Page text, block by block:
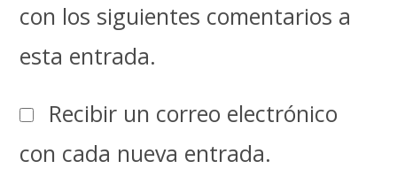
con los siguientes comentarios a
esta entrada.
Recibir un correo electrónico
con cada nueva entrada.